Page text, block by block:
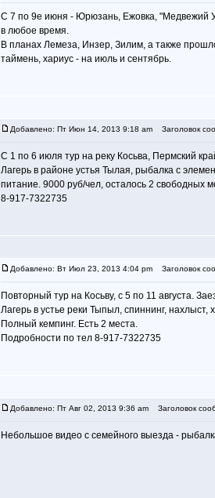
С 7 по 9е июня - Юрюзань, Ежовка, "Медвежий
в любое время.
В планах Лемеза, Инзер, Зилим, а также
таймень, хариус - на июль и сентябрь.
Добавлено: Пт Июн 14, 2013 9:18 am Заголовок
С 1 по 6 июля тур на реку Косьва, Пермский
Лагерь в районе устья Тылая, рыбалка с
питание. 9000 руб/чел, осталось 2 свободных
8-917-7322735
Добавлено: Вт Июл 23, 2013 4:04 pm Заголовок
Повторный тур на Косьву, с 5 по 11 августа.
Лагерь в устье реки Тыпыл, спиннинг, нахлыст,
Полный кемпинг. Есть 2 места.
Подробности по тел 8-917-7322735
Добавлено: Пт Авг 02, 2013 9:36 am Заголовок
Небольшое видео с семейного выезда -